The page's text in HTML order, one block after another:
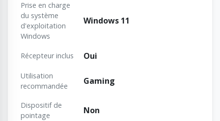
Prise en charge
du système
d'exploitation
Windows
Windows 11
Récepteur inclus Oui
Utilisation
recommandée
Gaming
Dispositif de
pointage
Non